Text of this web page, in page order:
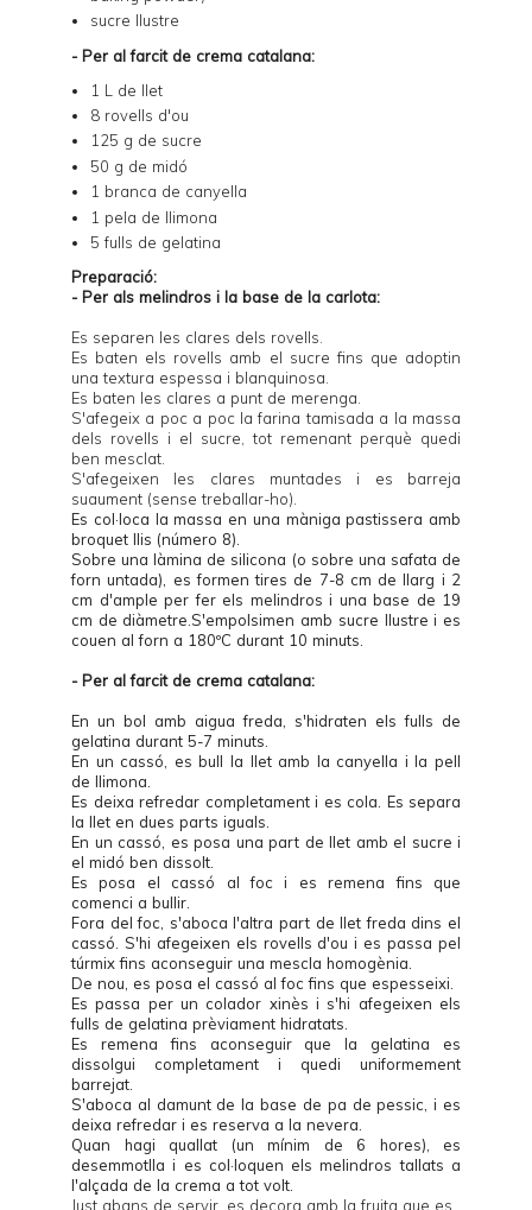
sucre llustre
- Per al farcit de crema catalana:
1 L de llet
8 rovells d'ou
125 g de sucre
50 g de midó
1 branca de canyella
1 pela de llimona
5 fulls de gelatina
Preparació:
- Per als melindros i la base de la carlota:
Es separen les clares dels rovells.
Es baten els rovells amb el sucre fins que adoptin
una textura espessa i blanquinosa.
Es baten les clares a punt de merenga.
S'afegeix a poc a poc la farina tamisada a la massa
dels rovells i el sucre, tot remenant perquè quedi
ben mesclat.
S'afegeixen les clares muntades i es barreja
suaument (sense treballar-ho).
Es col·loca la massa en una màniga pastissera amb
broquet llis (número 8).
Sobre una làmina de silicona (o sobre una safata de
forn untada), es formen tires de 7-8 cm de llarg i 2
cm d'ample per fer els melindros i una base de 19
cm de diàmetre.S'empolsimen amb sucre llustre i es
couen al forn a 180ºC durant 10 minuts.
- Per al farcit de crema catalana:
En un bol amb aigua freda, s'hidraten els fulls de
gelatina durant 5-7 minuts.
En un cassó, es bull la llet amb la canyella i la pell
de llimona.
Es deixa refredar completament i es cola. Es separa
la llet en dues parts iguals.
En un cassó, es posa una part de llet amb el sucre i
el midó ben dissolt.
Es posa el cassó al foc i es remena fins que
comenci a bullir.
Fora del foc, s'aboca l'altra part de llet freda dins el
cassó. S'hi afegeixen els rovells d'ou i es passa pel
túrmix fins aconseguir una mescla homogènia.
De nou, es posa el cassó al foc fins que espesseixi.
Es passa per un colador xinès i s'hi afegeixen els
fulls de gelatina prèviament hidratats.
Es remena fins aconseguir que la gelatina es
dissolgui completament i quedi uniformement
barrejat.
S'aboca al damunt de la base de pa de pessic, i es
deixa refredar i es reserva a la nevera.
Quan hagi quallat (un mínim de 6 hores), es
desemmotlla i es col·loquen els melindros tallats a
l'alçada de la crema a tot volt.
Just abans de servir, es decora amb la fruita que es